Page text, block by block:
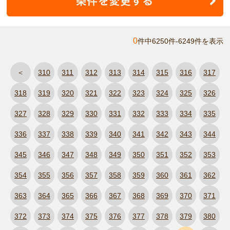
0件中6250件-6249件を表示
＜ 310 311 312 313 314 315 316 317
318 319 320 321 322 323 324 325 326
327 328 329 330 331 332 333 334 335
336 337 338 339 340 341 342 343 344
345 346 347 348 349 350 351 352 353
354 355 356 357 358 359 360 361 362
363 364 365 366 367 368 369 370 371
372 373 374 375 376 377 378 379 380